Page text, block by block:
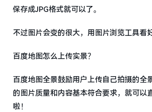
保存成JPG格式就可以了。
不过图片会变的很大，用图片浏览工具看
百度地图怎么上传实景？
百度地图全景鼓励用户上传自己拍摄的全
的图片质量和内容基本符合要求，就可以
啦！